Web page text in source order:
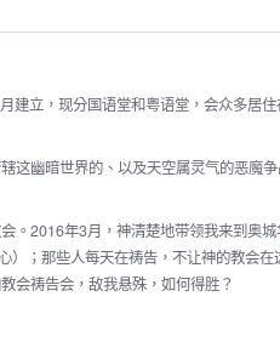
建立，现分国语堂和粤语堂，会众多居
这幽暗世界的、以及天空属灵气的恶魔
。2016年3月，神清楚地带领我来到奥
；那些人每天在祷告，不让神的教会在
会祷告会，敌我悬殊，如何得胜？